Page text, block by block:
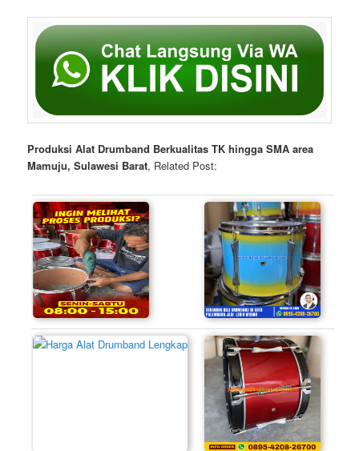
Produksi Alat Drumband Berkualitas TK hingga SMA area
Mamuju, Sulawesi Barat, Related Post: